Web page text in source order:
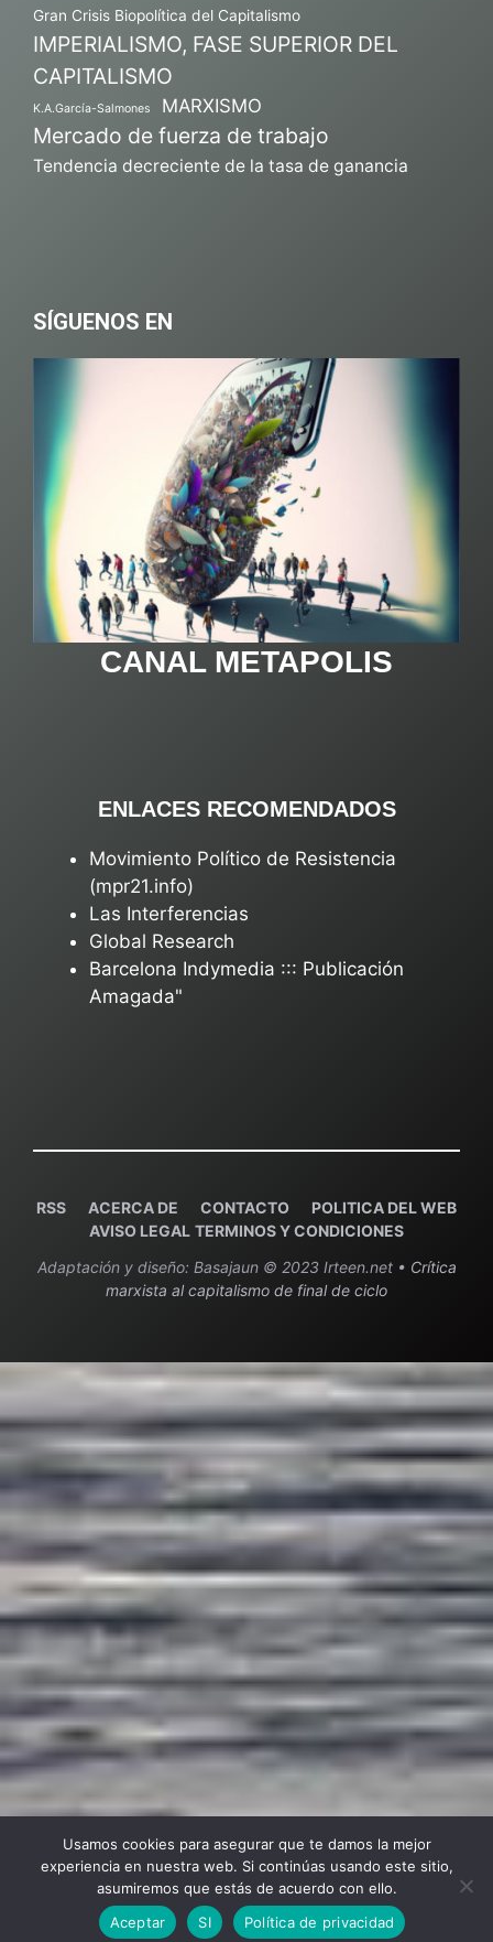
Gran Crisis Biopolítica del Capitalismo
IMPERIALISMO, FASE SUPERIOR DEL
CAPITALISMO
K.A.García-Salmones MARXISMO
Mercado de fuerza de trabajo
Tendencia decreciente de la tasa de ganancia
SÍGUENOS EN
CANAL METAPOLIS
ENLACES RECOMENDADOS
Movimiento Político de Resistencia
(mpr21.info)
Las Interferencias
Global Research
Barcelona Indymedia ::: Publicación
Amagada"
RSS ACERCA DE CONTACTO
POLITICA DEL WEB
AVISO LEGAL TERMINOS Y CONDICIONES
Adaptación y diseño: Basajaun © 2023 Irteen.net • Crítica
marxista al capitalismo de final de ciclo
Usamos cookies para asegurar que te damos la mejor
experiencia en nuestra web. Si continúas usando este sitio,
asumiremos que estás de acuerdo con ello.
Aceptar
SI Política de privacidad